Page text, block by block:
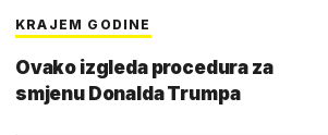
KRAJEM GODINE
Ovako izgleda procedura za
smjenu Donalda Trumpa